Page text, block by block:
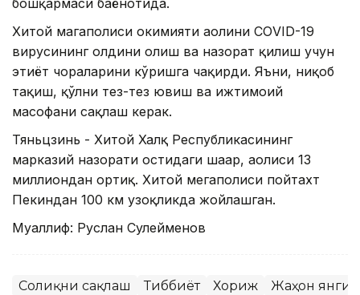
бошқармаси баёнотида.
Хитой магаполиси ҳокимияти аҳолини CОVID-19
вирусининг олдини олиш ва назорат қилиш учун
эҳтиёт чораларини кўришга чақирди. Яъни, ниқоб
тақиш, қўлни тез-тез ювиш ва ижтимоий
масофани сақлаш керак.
Тяньцзинь - Хитой Халқ Республикасининг
марказий назорати остидаги шаҳар, аҳолиси 13
миллиондан ортиқ. Хитой мегаполиси пойтахт
Пекиндан 100 км узоқликда жойлашган.
Муаллиф: Руслан Сулейменов
Соғлиқни сақлаш Тиббиёт Хориж Жаҳон